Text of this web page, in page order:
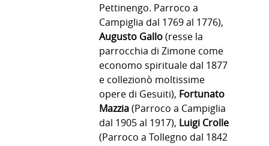
Pettinengo. Parroco a
Campiglia dal 1769 al 1776),
Augusto Gallo(resse la
parrocchia di Zimone come
economo spirituale dal 1877
e collezionò moltissime
opere di Gesuiti), Fortunato
Mazzia(Parroco a Campiglia
dal 1905 al 1917), Luigi Crolle
(Parroco a Tollegno dal 1842